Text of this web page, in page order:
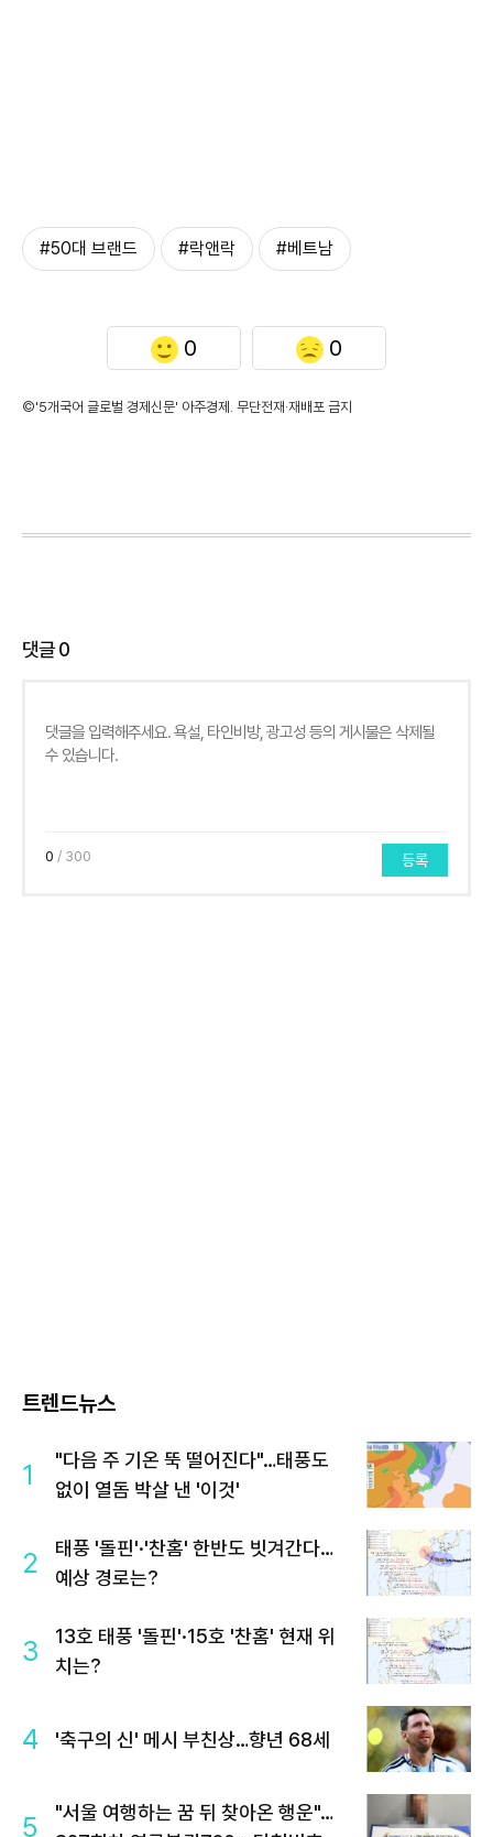
#50대 브랜드 #락앤락 #베트남
0 0
©'5개국어 글로벌 경제신문' 아주경제. 무단전재·재배포 금지
댓글0
0 / 300 등록
트렌드뉴스
1
"다음 주 기온 뚝 떨어진다"…태풍도
없이 열돔 박살 낸 '이것'
2
태풍 '돌핀'·'찬홈' 한반도 빗겨간다…
예상 경로는?
3
13호 태풍 '돌핀'·15호 '찬홈' 현재 위
치는?
4 '축구의 신' 메시 부친상…향년 68세
5
"서울 여행하는 꿈 뒤 찾아온 행운"…